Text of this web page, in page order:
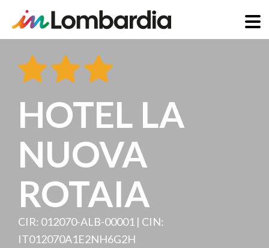
contenuto
HOTEL LA
NUOVA
ROTAIA
CIR: 012070-ALB-00001 | CIN:
IT012070A1E2NH6G2H